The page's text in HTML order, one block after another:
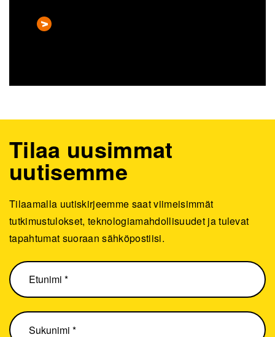
Tilaa uusimmat
uutisemme
Tilaamalla uutiskirjeemme saat viimeisimmät
tutkimustulokset, teknologiamahdollisuudet ja tulevat
tapahtumat suoraan sähköpostiisi.